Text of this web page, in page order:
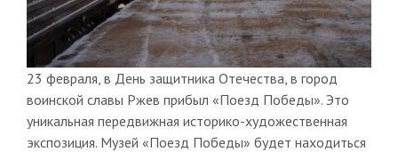
23 февраля, в День защитника Отечества, в город
воинской славы Ржев прибыл «Поезд Победы». Это
уникальная передвижная историко-художественная
экспозиция. Музей «Поезд Победы» будет находиться